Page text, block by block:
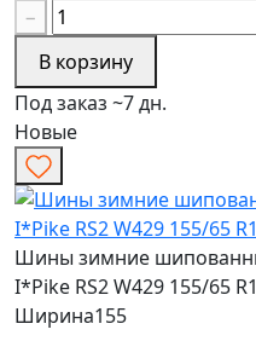
−
В корзину
Под заказ ~7 дн.
Новые
Шины зимние
I*Pike RS2 W429 155/65
Ширина155